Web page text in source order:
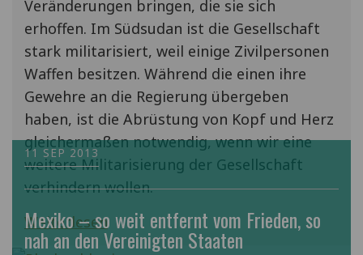
Veränderungen bringen, die sie sich
erhoffen. Im Südsudan ist die Gesellschaft
stark militarisiert, weil einige Zivilpersonen
Waffen besitzen. Während die einen ihre
Gewehre an die Regierung übergeben
haben, ist die Abrüstung von Kopf und Herz
gleichermaßen notwendig, wenn wir eine
weitere Militarisierung der Gesellschaft
verhindern wollen.
Weiterlesen
11 SEP 2013
Mexiko – so weit entfernt vom Frieden, so
nah an den Vereinigten Staaten